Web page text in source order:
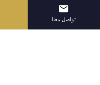
تواصل معنا